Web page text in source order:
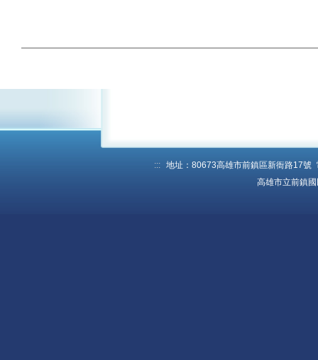
::: 地址：80673高雄市前鎮區新衙路17
高雄市立前鎮